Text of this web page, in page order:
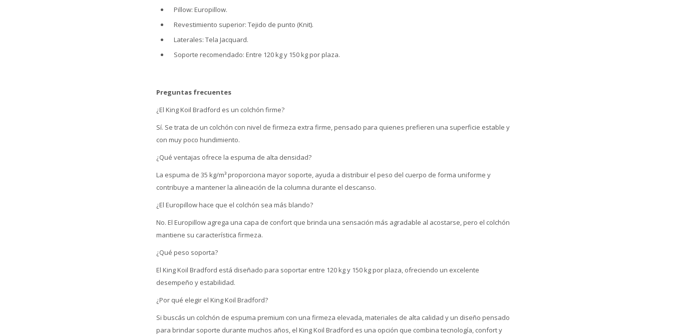
Pillow: Europillow.
Revestimiento superior: Tejido de punto (Knit).
Laterales: Tela Jacquard.
Soporte recomendado: Entre 120 kg y 150 kg por plaza.
Preguntas frecuentes
¿El King Koil Bradford es un colchón firme?
Sí. Se trata de un colchón con nivel de firmeza extra firme, pensado para quienes prefieren una superficie estable y
con muy poco hundimiento.
¿Qué ventajas ofrece la espuma de alta densidad?
La espuma de 35 kg/m³ proporciona mayor soporte, ayuda a distribuir el peso del cuerpo de forma uniforme y
contribuye a mantener la alineación de la columna durante el descanso.
¿El Europillow hace que el colchón sea más blando?
No. El Europillow agrega una capa de confort que brinda una sensación más agradable al acostarse, pero el colchón
mantiene su característica firmeza.
¿Qué peso soporta?
El King Koil Bradford está diseñado para soportar entre 120 kg y 150 kg por plaza, ofreciendo un excelente
desempeño y estabilidad.
¿Por qué elegir el King Koil Bradford?
Si buscás un colchón de espuma premium con una firmeza elevada, materiales de alta calidad y un diseño pensado
para brindar soporte durante muchos años, el King Koil Bradford es una opción que combina tecnología, confort y